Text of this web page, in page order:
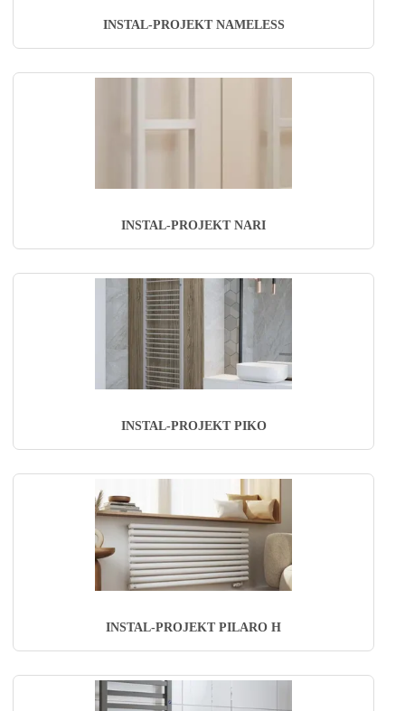
INSTAL-PROJEKT NAMELESS
INSTAL-PROJEKT NARI
INSTAL-PROJEKT PIKO
INSTAL-PROJEKT PILARO H